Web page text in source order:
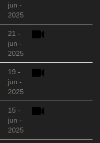
jun -
2025
21 -
jun -
2025
19 -
jun -
2025
15 -
jun -
2025